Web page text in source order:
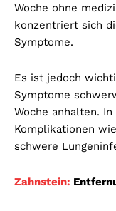
Woche ohne
konzentriert sich
Symptome.
Es ist jedoch
Symptome
Woche anhalten.
Komplikationen
schwere
Zahnstein: